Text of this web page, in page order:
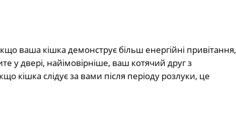
ваша кішка демонструє більш енергійні привітання,
у двері, найімовірніше, ваш котячий друг з
кішка слідує за вами після періоду розлуки, це